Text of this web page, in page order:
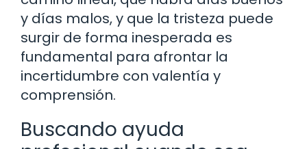
y días malos, y que la tristeza puede
surgir de forma inesperada es
fundamental para afrontar la
incertidumbre con valentía y
comprensión.
Buscando ayuda